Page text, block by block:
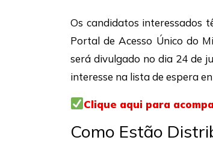
Os candidatos interessados
Portal de Acesso Único do
será divulgado no dia 24 de
interesse na lista de espera
Clique aqui para
Como Estão